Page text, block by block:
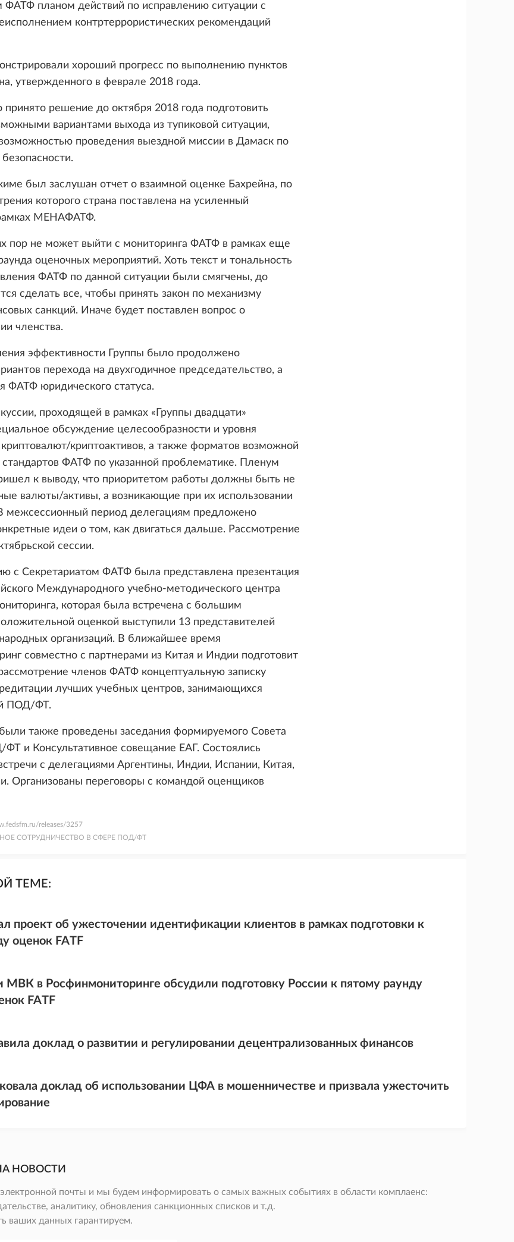
ФАТФ планом действий по исправлению ситуации с
контртеррористических рекомендаций
хороший прогресс по выполнению пунктов
утвержденного в феврале 2018 года.
решение до октября 2018 года подготовить
вариантами выхода из тупиковой ситуации,
проведения выездной миссии в Дамаск по
был заслушан отчет о взаимной оценке Бахрейна, по
которого страна поставлена на усиленный
МЕНАФАТФ.
пор не может выйти с мониторинга ФАТФ в рамках еще
оценочных мероприятий. Хоть текст и тональность
ФАТФ по данной ситуации были смягчены, до
сделать все, чтобы принять закон по механизму
санкций. Иначе будет поставлен вопрос о
членства.
эффективности Группы было продолжено
перехода на двухгодичное председательство, а
ФАТФ юридического статуса.
проходящей в рамках «Группы двадцати»
обсуждение целесообразности и уровня
криптовалют/криптоактивов, а также форматов возможной
стандартов ФАТФ по указанной проблематике. Пленум
к выводу, что приоритетом работы должны быть не
валюты/активы, а возникающие при их использовании
межсессионный период делегациям предложено
идеи о том, как двигаться дальше. Рассмотрение
сессии.
с Секретариатом ФАТФ была представлена презентация
Международного учебно-методического центра
которая была встречена с большим
оценкой выступили 13 представителей
организаций. В ближайшее время
совместно с партнерами из Китая и Индии подготовит
членов ФАТФ концептуальную записку
лучших учебных центров, занимающихся
ПОД/ФТ.
также проведены заседания формируемого Совета
и Консультативное совещание ЕАГ. Состоялись
с делегациями Аргентины, Индии, Испании, Китая,
Организованы переговоры с командой оценщиков
releases/3257
СОТРУДНИЧЕСТВО В СФЕРЕ ПОД/ФТ
ТЕМЕ:
проект об ужесточении идентификации клиентов в рамках подготовки к
оценок FATF
МВК в Росфинмониторинге обсудили подготовку России к пятому раунду
FATF
доклад о развитии и регулировании децентрализованных финансов
доклад об использовании ЦФА в мошенничестве и призвала ужесточить
НОВОСТИ
электронной почты и мы будем информировать о самых важных событиях в области комплаенс:
аналитику, обновления санкционных списков и т.д.
ваших данных гарантируем.